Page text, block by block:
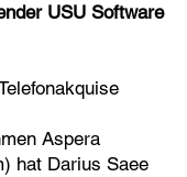
USU Software
Aspera
hat Darius Saee